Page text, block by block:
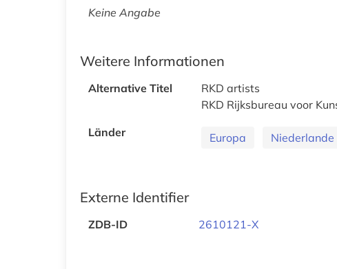
Keine Angabe
Weitere Informationen
Alternative Titel
RKD artists
RKD Rijksbureau voor
Länder
Europa Niederlande
Externe Identifier
ZDB-ID 2610121-X